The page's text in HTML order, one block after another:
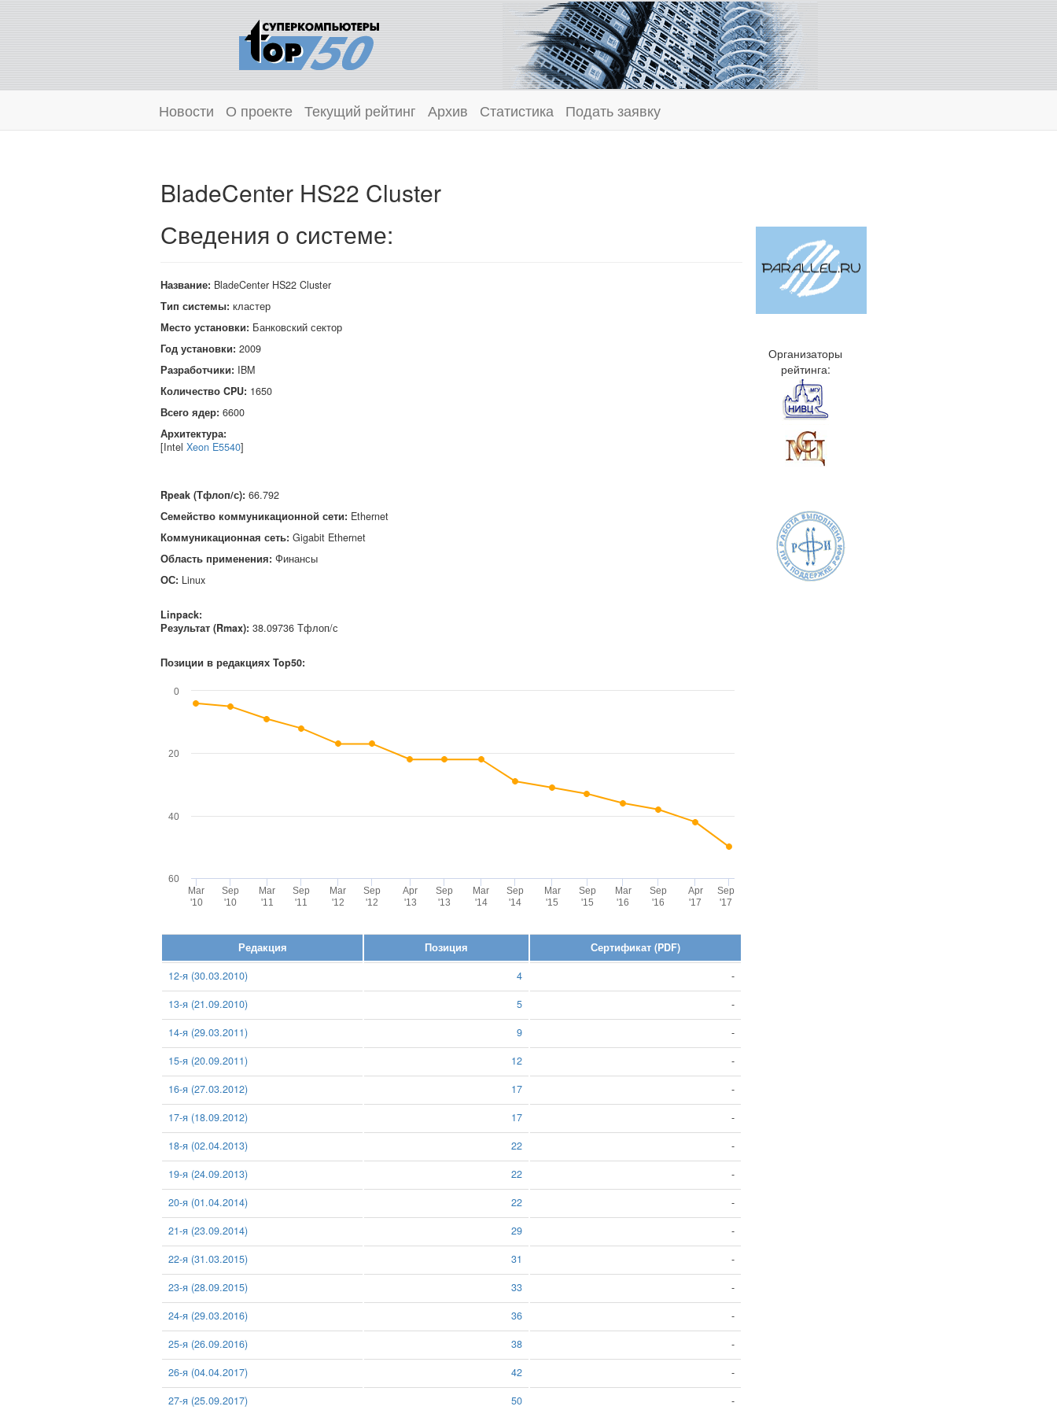
Новости О проекте Текущий рейтинг Архив Статистика Подать заявку
BladeCenter HS22 Cluster
Сведения о системе:
Название: BladeCenter HS22 Cluster
Тип системы: кластер
Место установки: Банковский сектор
Год установки: 2009
Разработчики: IBM
Количество CPU: 1650
Всего ядер: 6600
Архитектура:
[Intel Xeon E5540]
Rpeak (Тфлоп/с): 66.792
Семейство коммуникационной сети: Ethernet
Коммуникационная сеть: Gigabit Ethernet
Область применения: Финансы
ОС: Linux
Linpack:
Результат (Rmax): 38.09736 Тфлоп/с
Позиции в редакциях Top50:
Mar
'10
Sep
'10
Mar
'11
Sep
'11
Mar
'12
Sep
'12
Apr
'13
Sep
'13
Mar
'14
Sep
'14
Mar
'15
Sep
'15
Mar
'16
Sep
'16
Apr
'17
Sep
'17
0
20
40
60
Редакция Позиция
Сертификат (PDF)
12-я (30.03.2010)
4
-
13-я (21.09.2010)
5
-
14-я (29.03.2011)
9
-
15-я (20.09.2011)
12
-
16-я (27.03.2012)
17
-
17-я (18.09.2012)
17
-
18-я (02.04.2013)
22
-
19-я (24.09.2013)
22
-
20-я (01.04.2014)
22
-
21-я (23.09.2014)
29
-
22-я (31.03.2015)
31
-
23-я (28.09.2015)
33
-
24-я (29.03.2016)
36
-
25-я (26.09.2016)
38
-
26-я (04.04.2017)
42
-
27-я (25.09.2017)
50 -
Организаторы
рейтинга: